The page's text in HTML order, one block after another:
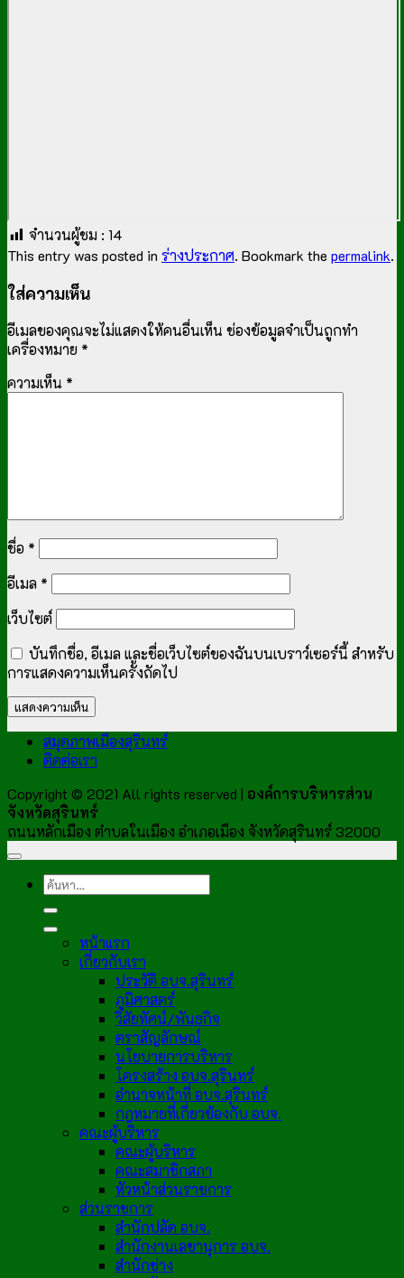
จำนวนผู้ชม : 14
This entry was posted in ร่างประกาศ. Bookmark the permalink.
ใส่ความเห็น
อีเมลของคุณจะไม่แสดงให้คนอื่นเห็น ช่องข้อมูลจำเป็นถูกทำ
เครื่องหมาย *
ความเห็น *
ชื่อ *
อีเมล *
เว็บไซต์
บันทึกชื่อ, อีเมล และชื่อเว็บไซต์ของฉันบนเบราว์เซอร์นี้ สำหรับ
การแสดงความเห็นครั้งถัดไป
สมุดภาพเมืองสุรินทร์
ติดต่อเรา
Copyright © 2021 All rights reserved | องค์การบริหารส่วน
จังหวัดสุรินทร์
ถนนหลักเมือง ตำบลในเมือง อำเภอเมือง จังหวัดสุรินทร์ 32000
หน้าแรก
เกี่ยวกับเรา
ประวัติ อบจ.สุรินทร์
ภูมิศาสตร์
วิสัยทัศน์/พันธกิจ
ตราสัญลักษณ์
นโยบายการบริหาร
โครงสร้าง อบจ.สุรินทร์
อำนาจหน้าที่ อบจ.สุรินทร์
กฎหมายที่เกี่ยวข้องกับ อบจ.
คณะผู้บริหาร
คณะผู้บริหาร
คณะสมาชิกสภา
หัวหน้าส่วนราชการ
ส่วนราชการ
สำนักปลัด อบจ.
สำนักงานเลขานุการ อบจ.
สำนักช่าง